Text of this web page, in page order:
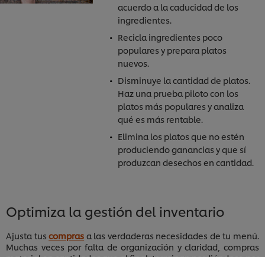
acuerdo a la caducidad de los
ingredientes.
Recicla ingredientes poco
populares y prepara platos
nuevos.
Disminuye la cantidad de platos.
Haz una prueba piloto con los
platos más populares y analiza
qué es más rentable.
Elimina los platos que no estén
produciendo ganancias y que sí
produzcan desechos en cantidad.
Optimiza la gestión del inventario
Ajusta tuscompras a las verdaderas necesidades de tu menú.
Muchas veces por falta de organización y claridad, compras